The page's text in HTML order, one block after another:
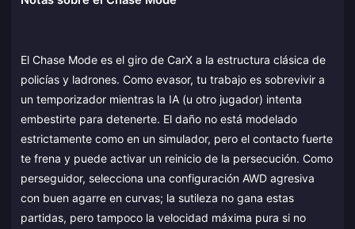
El Chase Mode es el giro de CarX a la estructura clásica de
policías y ladrones. Como evasor, tu trabajo es sobrevivir a
un temporizador mientras la IA (u otro jugador) intenta
embestirte para detenerte. El daño no está modelado
estrictamente como en un simulador, pero el contacto fuerte
te frena y puede activar un reinicio de la persecución. Como
perseguidor, selecciona una configuración AWD agresiva
con buen agarre en curvas; la sutileza no gana estas
partidas, pero tampoco la velocidad máxima pura si no